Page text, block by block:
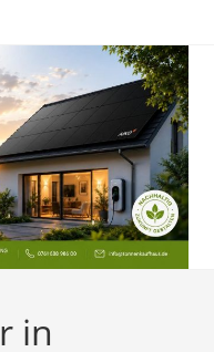
in